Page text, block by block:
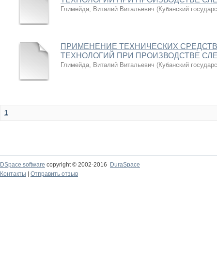
Глимейда, Виталий Витальевич (Кубанский
ПРИМЕНЕНИЕ ТЕХНИЧЕСКИХ
ТЕХНОЛОГИЙ ПРИ ПРОИЗВОДСТВЕ
Глимейда, Виталий Витальевич (Кубанский
1
DSpace software copyright © 2002-2016
DuraSpace
Контакты
Отправить отзыв